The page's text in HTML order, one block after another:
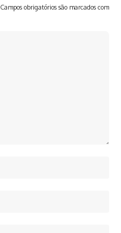
Campos obrigatórios são marcados com